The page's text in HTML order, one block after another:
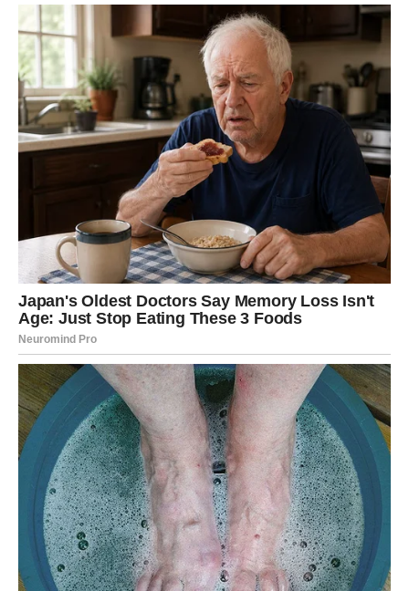
dugoročnu sigurnost.
Bik je znak koji zna kako da iskoristi priliku kada se pojavi.
Njegova sposobnost da ostane fokusiran i da ne
odustane od svojih ciljeva sada dolazi do izražaja.
Za mnoge Bikove ovo je period kada mogu napraviti
važan korak napred i osetiti da su na pravom putu.
Važno je da Bik nastavi da veruje u svoje sposobnosti i da
ne dozvoli da ga strah ili sumnja zaustave. Zvezde mu
sada daju podršku koja može doneti stabilnost i uspeh
kakav je dugo priželjkivao.